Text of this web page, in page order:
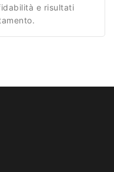
e risultati